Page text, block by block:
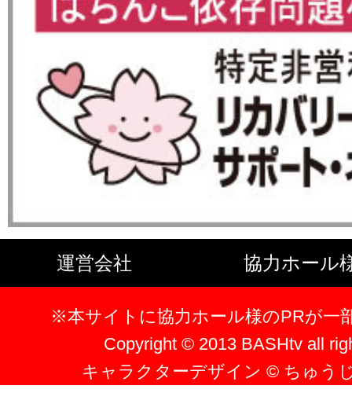
運営会社 協力ホール
※本サイトに協力ホール様のPRが一
Copyright © 2013 BASHtv all
キャラクターデザイン © ちゅう